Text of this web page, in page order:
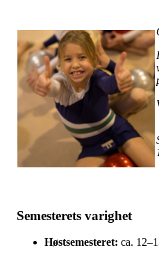
Semesterets varighet
Høstsemesteret: ca.